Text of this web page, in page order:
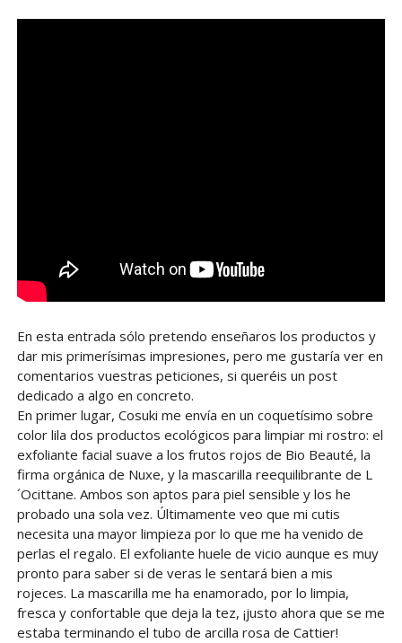
En esta entrada sólo pretendo enseñaros los productos y
dar mis primerísimas impresiones, pero me gustaría ver en
comentarios vuestras peticiones, si queréis un post
dedicado a algo en concreto.
En primer lugar, Cosuki me envía en un coquetísimo sobre
color lila dos productos ecológicos para limpiar mi rostro: el
exfoliante facial suave a los frutos rojos de Bio Beauté, la
firma orgánica de Nuxe, y la mascarilla reequilibrante de L
´Ocittane. Ambos son aptos para piel sensible y los he
probado una sola vez. Últimamente veo que mi cutis
necesita una mayor limpieza por lo que me ha venido de
perlas el regalo. El exfoliante huele de vicio aunque es muy
pronto para saber si de veras le sentará bien a mis
rojeces. La mascarilla me ha enamorado, por lo limpia,
fresca y confortable que deja la tez, ¡justo ahora que se me
estaba terminando el tubo de arcilla rosa de Cattier!